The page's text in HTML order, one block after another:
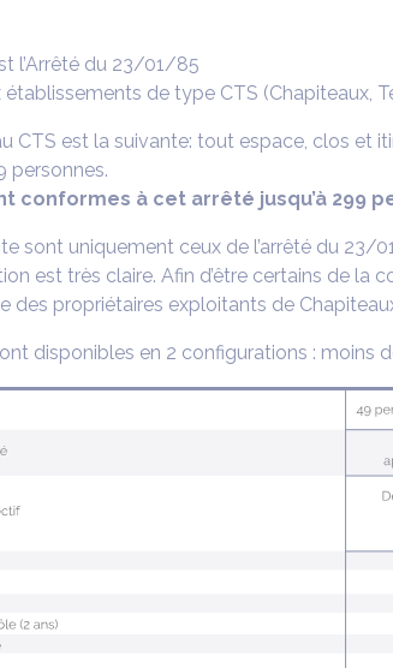
l’Arrêté du 23/01/85
de type CTS (Chapiteaux,
CTS est la suivante: tout espace, clos
personnes.
conformes à cet arrêté jusqu’à 299
sont uniquement ceux de l’arrêté du
est très claire. Afin d’être certains de
des propriétaires exploitants de
disponibles en 2 configurations : moins